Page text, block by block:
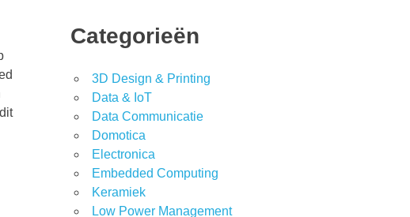
Categorieën
3D Design & Printing
Data & IoT
Data Communicatie
Domotica
Electronica
Embedded Computing
Keramiek
Low Power Management